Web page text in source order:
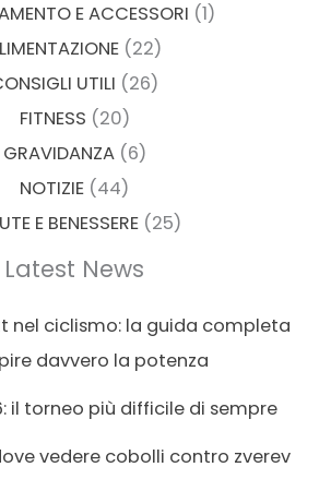
E ACCESSORI (1)
(22)
UTILI (26)
FITNESS (20)
GRAVIDANZA(6)
NOTIZIE (44)
E BENESSERE(25)
Latest News
nel ciclismo: la guida completa
davvero la potenza
il torneo più difficile di sempre
vedere cobolli contro zverev